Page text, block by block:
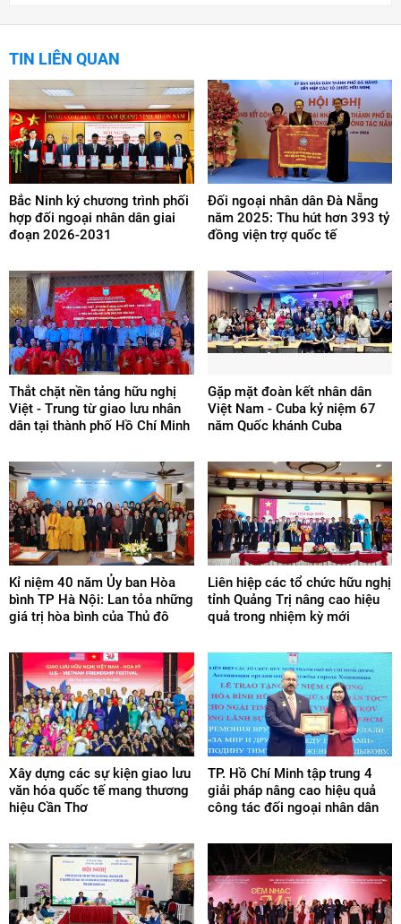
TIN LIÊN QUAN
Bắc Ninh ký chương trình phối
hợp đối ngoại nhân dân giai
đoạn 2026-2031
Đối ngoại nhân dân Đà Nẵng
năm 2025: Thu hút hơn 393 tỷ
đồng viện trợ quốc tế
Thắt chặt nền tảng hữu nghị
Việt - Trung từ giao lưu nhân
dân tại thành phố Hồ Chí Minh
Gặp mặt đoàn kết nhân dân
Việt Nam - Cuba kỷ niệm 67
năm Quốc khánh Cuba
Kỉ niệm 40 năm Ủy ban Hòa
bình TP Hà Nội: Lan tỏa những
giá trị hòa bình của Thủ đô
Liên hiệp các tổ chức hữu nghị
tỉnh Quảng Trị nâng cao hiệu
quả trong nhiệm kỳ mới
Xây dựng các sự kiện giao lưu
văn hóa quốc tế mang thương
hiệu Cần Thơ
TP. Hồ Chí Minh tập trung 4
giải pháp nâng cao hiệu quả
công tác đối ngoại nhân dân